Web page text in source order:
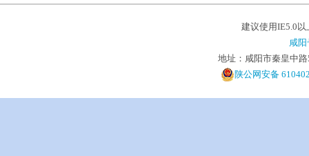
建议使用IE5.0
咸
地址：咸阳市秦皇中
陕公网安备